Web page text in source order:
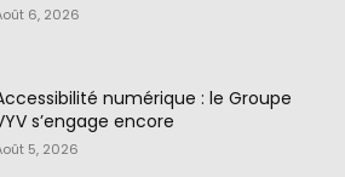
6, 2026
numérique : le Groupe
s’engage encore
5, 2026